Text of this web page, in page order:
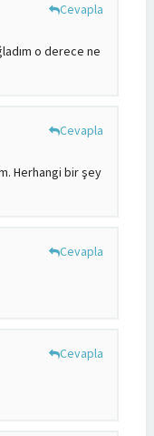
o derece ne
Cevapla
Herhangi bir şey
Cevapla
Cevapla
Cevapla